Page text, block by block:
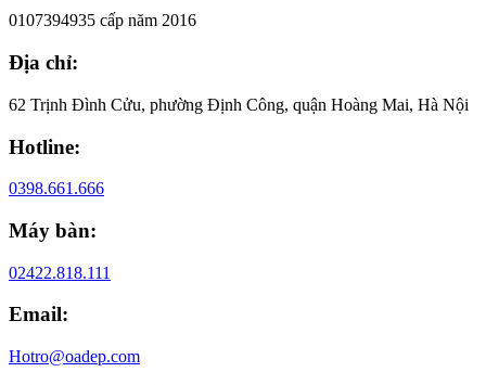
0107394935 cấp năm 2016
Địa chỉ:
62 Trịnh Đình Cửu, phường Định Công, quận Hoàng Mai, Hà Nội
Hotline:
0398.661.666
Máy bàn:
02422.818.111
Email:
Hotro@oadep.com